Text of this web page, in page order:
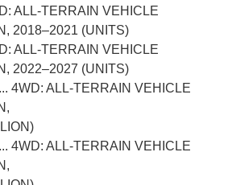
ALL-TERRAIN VEHICLE
2018–2021 (UNITS)
ALL-TERRAIN VEHICLE
2022–2027 (UNITS)
4WD: ALL-TERRAIN VEHICLE
4WD: ALL-TERRAIN VEHICLE